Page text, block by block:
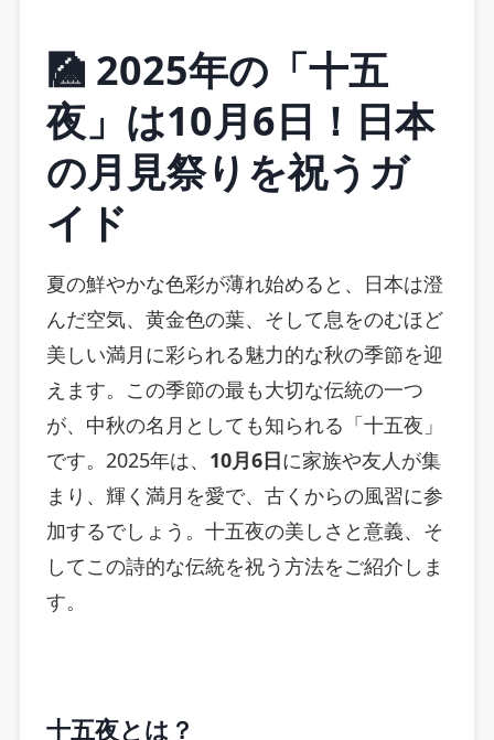
🎑 2025年の「十五
夜」は10月6日！日本
の月見祭りを祝うガ
イド
夏の鮮やかな色彩が薄れ始めると、日本は澄
んだ空気、黄金色の葉、そして息をのむほど
美しい満月に彩られる魅力的な秋の季節を迎
えます。この季節の最も大切な伝統の一つ
が、中秋の名月としても知られる「十五夜」
です。2025年は、 10月6日に家族や友人が集
まり、輝く満月を愛で、古くからの風習に参
加するでしょう。十五夜の美しさと意義、そ
してこの詩的な伝統を祝う方法をご紹介しま
す。
十五夜とは？